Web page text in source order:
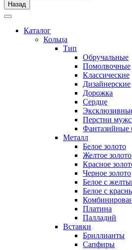
Назад
Каталог
Кольца
Тип
Обручальные
Помолвочные
Классические
Дизайнерские
Дорожка
Сердце
Перстни
Фантазийные
Металл
Белое золото
Желтое золото
Красное
Черное золото
Белое с
Белое с
Платина
Палладий
Вставки
Бриллианты
Сапфиры